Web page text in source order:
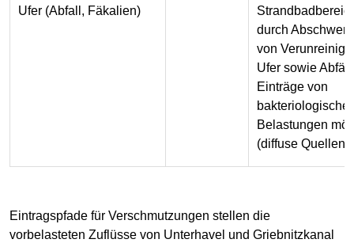
Ufer (Abfall, Fäkalien)
durch
von
Ufer sowie
Einträge von
Belastungen
(diffuse Quellen).
Eintragspfade für Verschmutzungen stellen die
vorbelasteten Zuflüsse von Unterhavel und Griebnitzkanal